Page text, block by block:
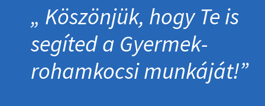
Köszönjük, hogy Te is
segíted a Gyermek­
roham­kocsi munkáját!